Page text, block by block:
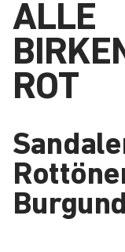
ALLE
ROT